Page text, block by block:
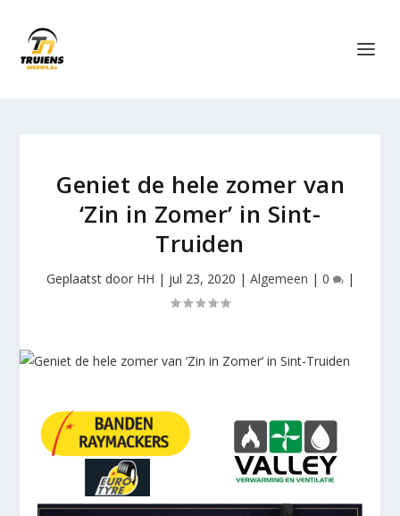
Geniet de hele zomer van
‘Zin in Zomer’ in Sint-
Truiden
Geplaatst door HH | jul 23, 2020 | Algemeen | 0 |